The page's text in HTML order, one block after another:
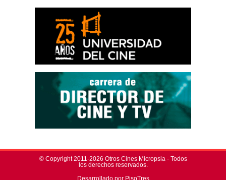
© Copyright 2011-2026 Otros Cines Micropsia - Todos
los derechos reservados.